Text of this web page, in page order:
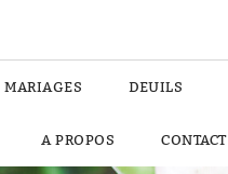
MARIAGES DEUILS
A PROPOS CONTACT